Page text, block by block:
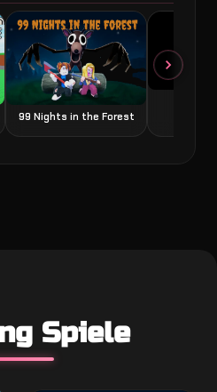
99 Nights in the Forest
Spiele